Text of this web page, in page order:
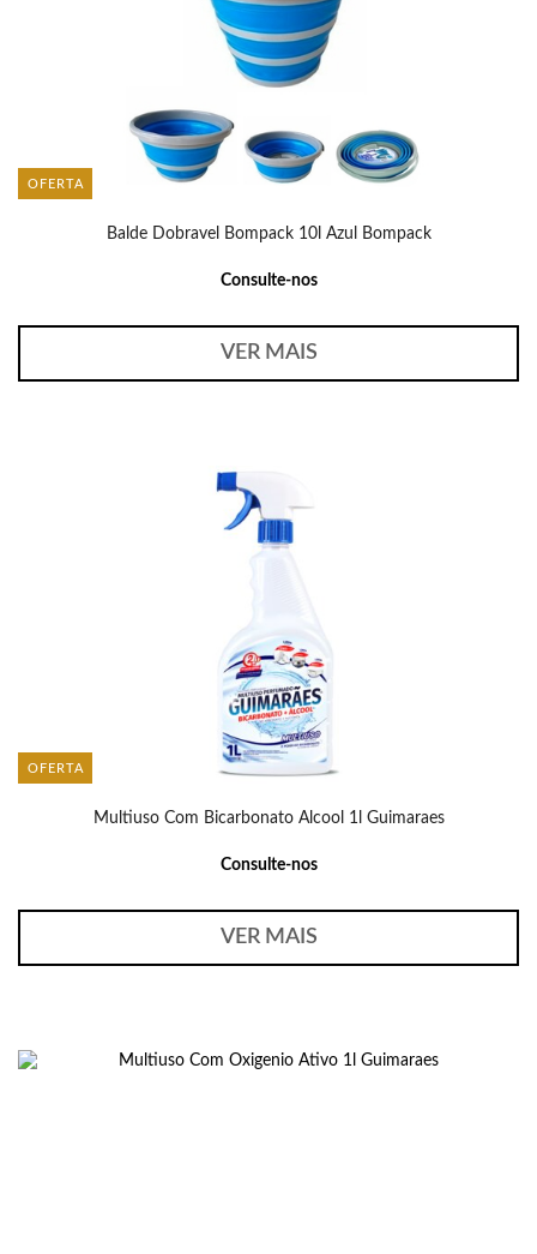
OFERTA
Balde Dobravel Bompack 10l Azul Bompack
Consulte-nos
VER MAIS
OFERTA
Multiuso Com Bicarbonato Alcool 1l Guimaraes
Consulte-nos
VER MAIS